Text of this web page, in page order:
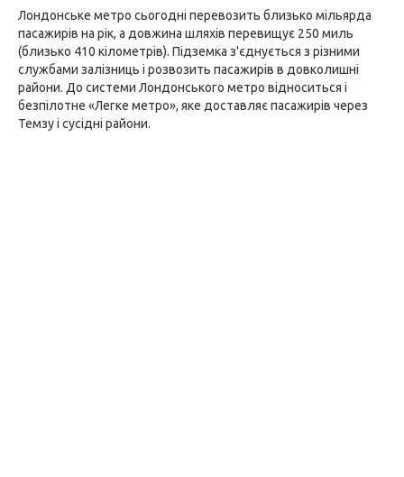
Лондонське метро сьогодні перевозить близько мільярда
пасажирів на рік, а довжина шляхів перевищує 250 миль
(близько 410 кілометрів). Підземка з'єднується з різними
службами залізниць і розвозить пасажирів в довколишні
райони. До системи Лондонського метро відноситься і
безпілотне «Легке метро», яке доставляє пасажирів через
Темзу і сусідні райони.